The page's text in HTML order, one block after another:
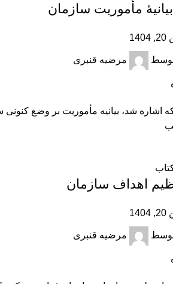
مأموریت سازمان
مرضیه قنبری
اشاره شد، بیانیه مأموریت بر وضع
اهداف سازمان
مرضیه قنبری